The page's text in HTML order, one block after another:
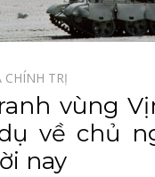
TRỊ⠀
vùng
về chủ
nay